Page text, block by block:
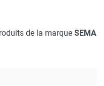
de la marque SEMA